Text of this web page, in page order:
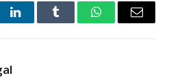
LinkedInTumblr WhatsAppEmail